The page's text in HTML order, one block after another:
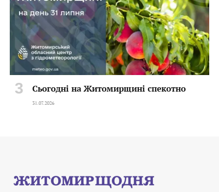
Сьогодні на Житомирщині спекотно
31.07.2026